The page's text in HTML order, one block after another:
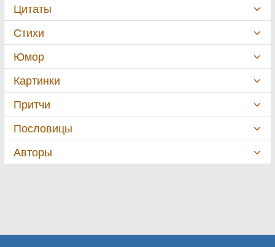
Цитаты
Стихи
Юмор
Картинки
Притчи
Пословицы
Авторы